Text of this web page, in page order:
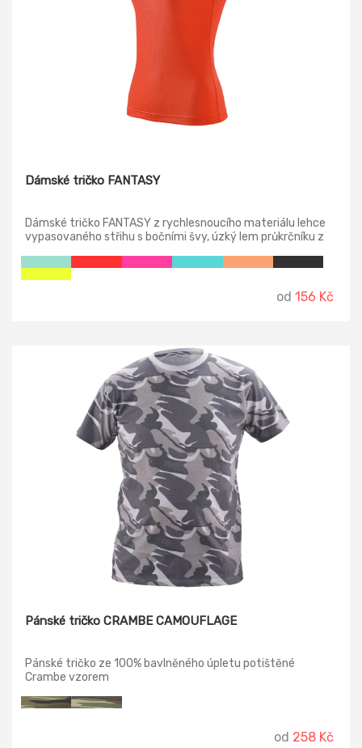
Dámské tričko FANTASY
Dámské tričko FANTASY z rychlesnoucího materiálu lehce
vypasovaného střihu s bočními švy, úzký lem průkrčníku z
páskou.
od 156 Kč
Pánské tričko CRAMBE CAMOUFLAGE
Pánské tričko ze 100% bavlněného úpletu potištěné
Crambe vzorem
od 258 Kč